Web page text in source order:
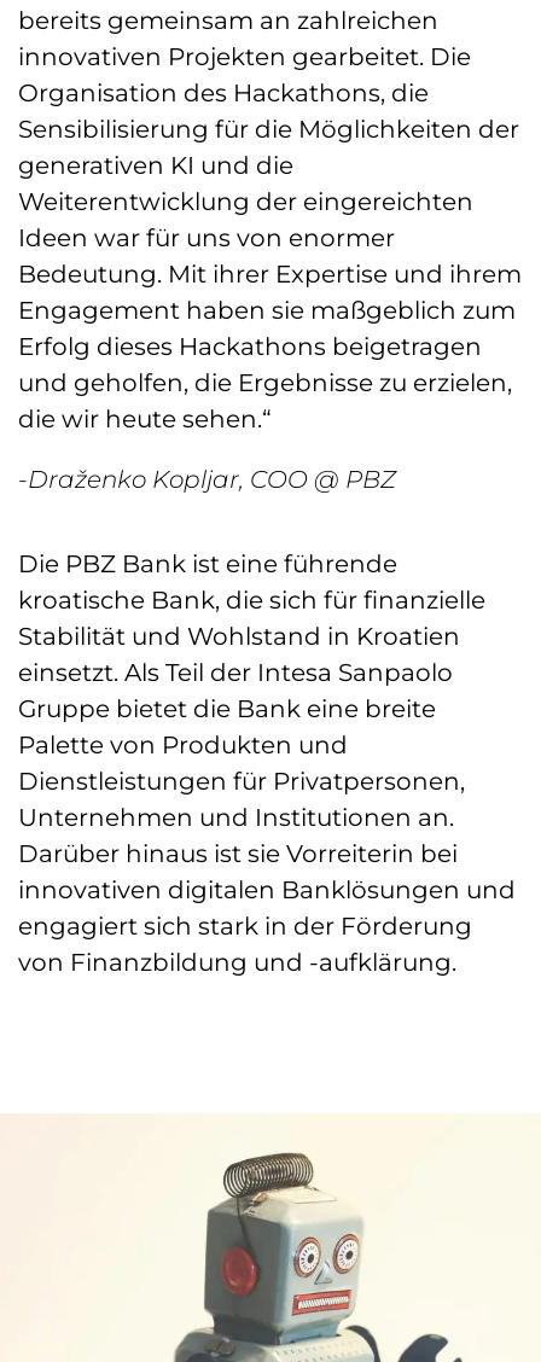
bereits gemeinsam an zahlreichen
innovativen Projekten gearbeitet. Die
Organisation des Hackathons, die
Sensibilisierung für die Möglichkeiten der
generativen KI und die
Weiterentwicklung der eingereichten
Ideen war für uns von enormer
Bedeutung. Mit ihrer Expertise und ihrem
Engagement haben sie maßgeblich zum
Erfolg dieses Hackathons beigetragen
und geholfen, die Ergebnisse zu erzielen,
die wir heute sehen.“
-Draženko Kopljar, COO @ PBZ
Die PBZ Bank ist eine führende
kroatische Bank, die sich für finanzielle
Stabilität und Wohlstand in Kroatien
einsetzt. Als Teil der Intesa Sanpaolo
Gruppe bietet die Bank eine breite
Palette von Produkten und
Dienstleistungen für Privatpersonen,
Unternehmen und Institutionen an.
Darüber hinaus ist sie Vorreiterin bei
innovativen digitalen Banklösungen und
engagiert sich stark in der Förderung
von Finanzbildung und -aufklärung.